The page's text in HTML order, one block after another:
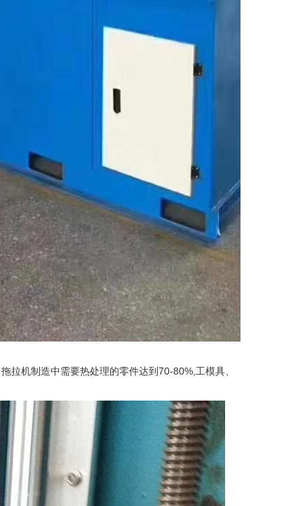
机制造中需要热处理的零件达到70-80%,工模具、